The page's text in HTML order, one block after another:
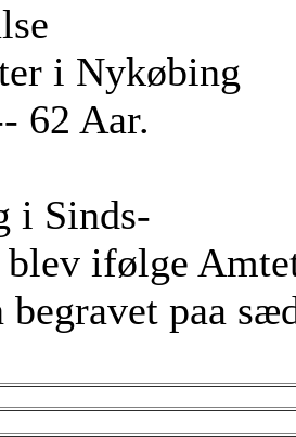
i Nykøbing
62 Aar.
i Sinds-
ifølge
begravet paa